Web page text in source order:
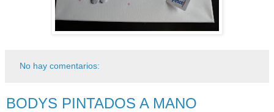
No hay comentarios:
BODYS PINTADOS A MANO